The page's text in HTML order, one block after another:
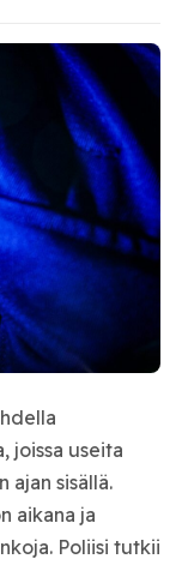
joissa useita
sisällä.
aikana ja
Poliisi tutkii